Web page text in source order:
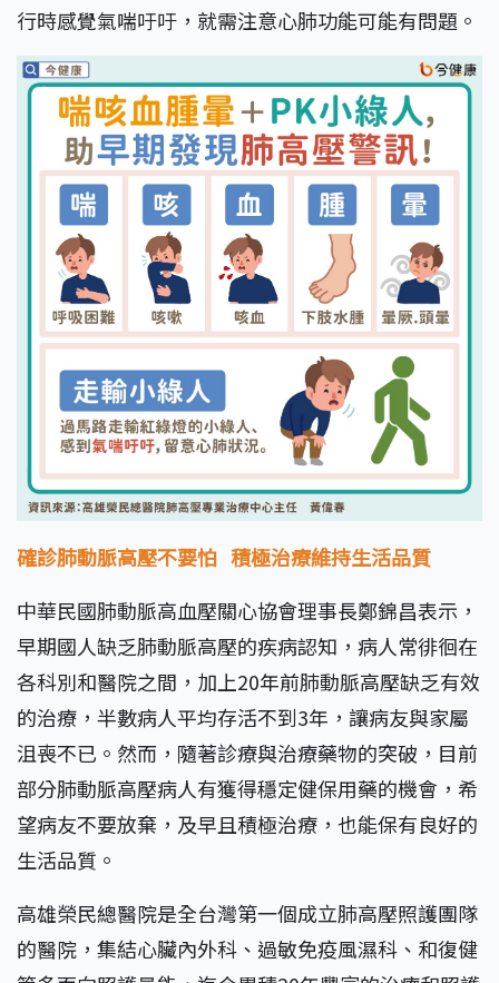
行時感覺氣喘吁吁，就需注意心肺功能可能有問題。
確診肺動脈高壓不要怕 積極治療維持生活品質
中華民國肺動脈高血壓關心協會理事長鄭錦昌表示，
早期國人缺乏肺動脈高壓的疾病認知，病人常徘徊在
各科別和醫院之間，加上20年前肺動脈高壓缺乏有效
的治療，半數病人平均存活不到3年，讓病友與家屬
沮喪不已。然而，隨著診療與治療藥物的突破，目前
部分肺動脈高壓病人有獲得穩定健保用藥的機會，希
望病友不要放棄，及早且積極治療，也能保有良好的
生活品質。
高雄榮民總醫院是全台灣第一個成立肺高壓照護團隊
的醫院，集結心臟內外科、過敏免疫風濕科、和復健